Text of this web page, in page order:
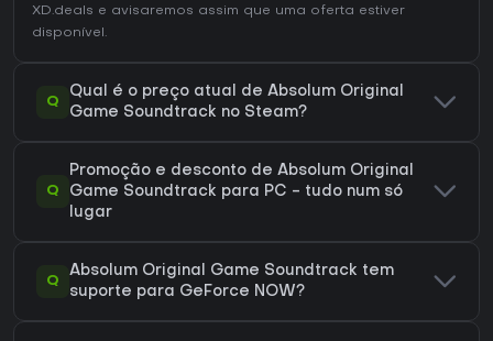
XD.deals e avisaremos assim que uma oferta estiver
disponível.
Q
Qual é o preço atual de Absolum Original
Game Soundtrack no Steam?
Q
Promoção e desconto de Absolum Original
Game Soundtrack para PC - tudo num só
lugar
Q
Absolum Original Game Soundtrack tem
suporte para GeForce NOW?